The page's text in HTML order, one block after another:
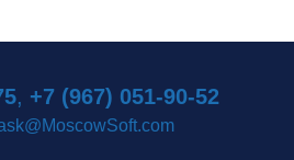
, +7 (967) 051-90-52